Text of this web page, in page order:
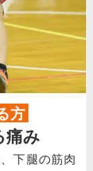
方
痛み
下腿の筋肉